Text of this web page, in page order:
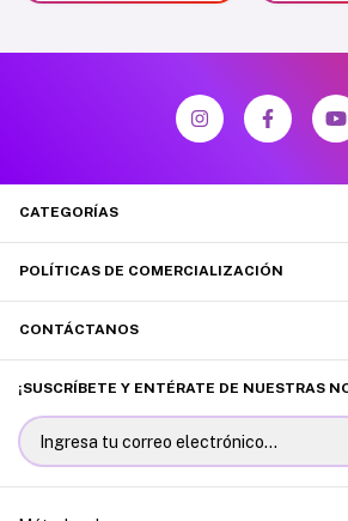
CATEGORÍAS
POLÍTICAS DE COMERCIALIZACIÓN
CONTÁCTANOS
¡SUSCRÍBETE Y ENTÉRATE DE NUESTRAS